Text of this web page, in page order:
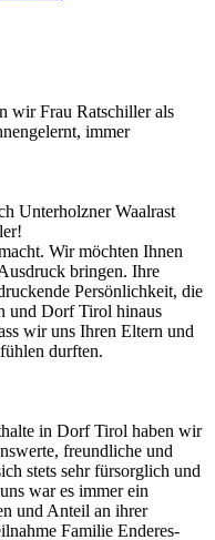
wir Frau Ratschiller als
immer
Unterholzner Waalrast
Wir möchten Ihnen
bringen. Ihre
Persönlichkeit, die
und Dorf Tirol hinaus
wir uns Ihren Eltern und
durften.
in Dorf Tirol haben wir
freundliche und
stets sehr fürsorglich und
war es immer ein
und Anteil an ihrer
Familie Enderes-